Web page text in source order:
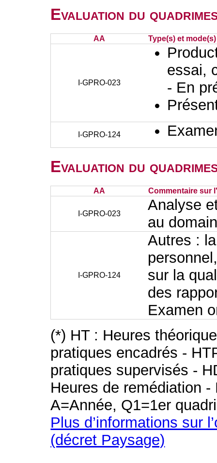
Evaluation du
AA Type(s) et
I-GPRO-023
essai,
- En
I-GPRO-124
Evaluation du
AA Commentaire sur
I-GPRO-023
Analyse
au
I-GPRO-124
Autres :
sur la
des
Examen
(*) HT : Heures
pratiques encadrés -
pratiques supervisés -
Heures de remédiation
A=Année, Q1=1er
Plus d’informations sur
(décret Paysage)